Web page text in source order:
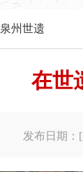
泉州世遗
在世
发布日期：